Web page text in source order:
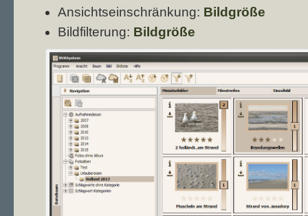
Ansichtseinschränkung: Bildgröße
Bildfilterung: Bildgröße